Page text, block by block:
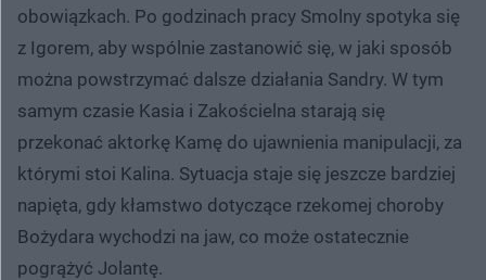
obowiązkach. Po godzinach pracy Smolny spotyka się
z Igorem, aby wspólnie zastanowić się, w jaki sposób
można powstrzymać dalsze działania Sandry. W tym
samym czasie Kasia i Zakościelna starają się
przekonać aktorkę Kamę do ujawnienia manipulacji, za
którymi stoi Kalina. Sytuacja staje się jeszcze bardziej
napięta, gdy kłamstwo dotyczące rzekomej choroby
Bożydara wychodzi na jaw, co może ostatecznie
pogrążyć Jolantę.